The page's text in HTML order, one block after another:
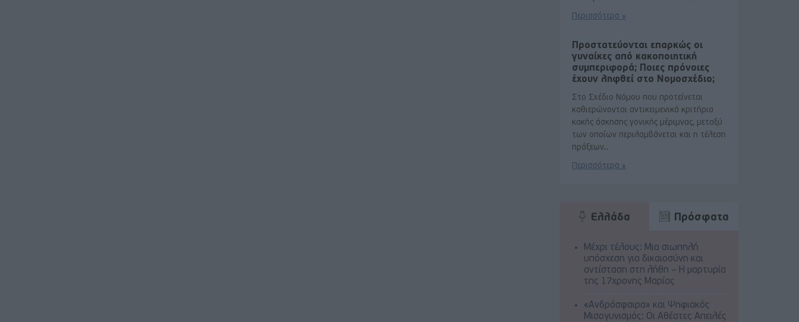
Περισσότερα »
Προστατεύονται επαρκώς οι
γυναίκες από κακοποιητική
συμπεριφορά; Ποιες πρόνοιες
έχουν ληφθεί στο Νομοσχέδιο;
Στο Σχέδιο Νόμου που προτείνεται
καθιερώνονται αντικειμενικά κριτήρια
κακής άσκησης γονικής μέριμνας, μεταξύ
των οποίων περιλαμβάνεται και η τέλεση
πράξεων..
Περισσότερα »
Ελλάδα Πρόσφατα
Μέχρι τέλους: Μια σιωπηλή
υπόσχεση για δικαιοσύνη και
αντίσταση στη λήθη – Η μαρτυρία
της 17χρονης Μαρίας
«Ανδρόσφαιρα» και Ψηφιακός
Μισογυνισμός: Οι Αθέατες Απειλές